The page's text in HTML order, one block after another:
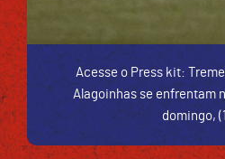
Acesse o Press kit:
Alagoinhas se enfrentam
domingo,